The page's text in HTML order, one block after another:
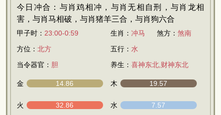
今日冲合：与肖鸡相冲，与肖无相自刑，与肖龙相
害，与肖马相破，与肖猪羊三合，与肖狗六合
甲子时： 23:00-0:59 生肖： 冲马 煞方： 煞南
方位： 北方 五行： 水
当令器官： 胆 养生： 喜神东北,财神东北
金 14.86 木 19.57
火 32.86 水 7.57